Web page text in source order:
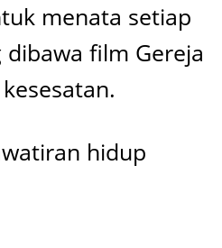
menata setiap
film Gereja
hidup